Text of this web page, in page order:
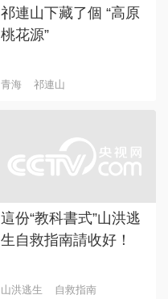
祁連山下藏了個 “高原
桃花源”
青海 祁連山
這份“教科書式”山洪逃
生自救指南請收好！
山洪逃生 自救指南